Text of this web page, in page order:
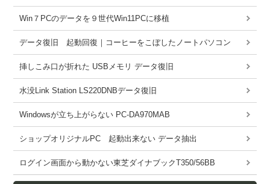
Win７PCのデータを９世代Win11PCに移植
データ復旧 起動回復｜コーヒーをこぼしたノートパソコン
挿しこみ口が折れた USBメモリ データ復旧
水没Link Station LS220DNBデータ復旧
Windowsが立ち上がらない PC-DA970MAB
ショップオリジナルPC 起動出来ない データ抽出
ログイン画面から動かない東芝ダイナブックT350/56BB